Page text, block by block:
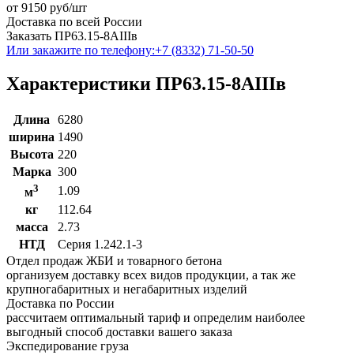
от 9150 руб/шт
Доставка по всей России
Заказать ПР63.15-8АIIIв
Или закажите по телефону:+7 (8332) 71-50-50
Характеристики ПР63.15-8АIIIв
Длина
6280
ширина 1490
Высота 220
Марка 300
м3
1.09
кг
112.64
масса
2.73
НТД
Серия 1.242.1-3
Отдел продаж ЖБИ и товарного бетона
организуем доставку всех видов продукции, а так же
крупногабаритных и негабаритных изделий
Доставка по России
рассчитаем оптимальный тариф и определим наиболее
выгодный способ доставки вашего заказа
Экспедирование груза